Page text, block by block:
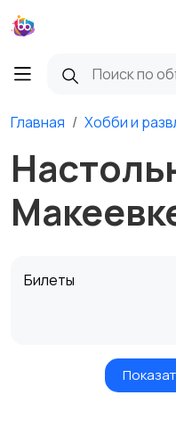
Главная Хобби и
Билеты
Игры для приставок и